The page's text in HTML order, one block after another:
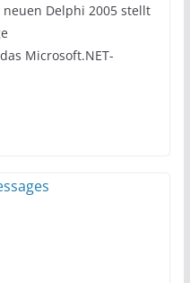
Delphi 2005 stellt
Microsoft.NET-